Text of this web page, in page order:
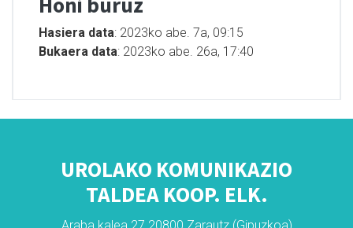
Hasiera data: 2023ko abe. 7a, 09:15
Bukaera data: 2023ko abe. 26a, 17:40
UROLAKO KOMUNIKAZIO
TALDEA KOOP. ELK.
Araba kalea 27 20800 Zarautz (Gipuzkoa)